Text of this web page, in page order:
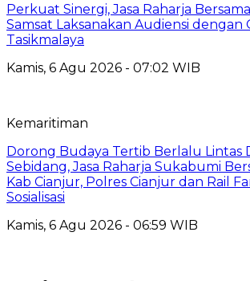
Perkuat Sinergi, Jasa Raharja
Samsat Laksanakan Audiensi dengan
Tasikmalaya
Kamis, 6 Agu 2026 - 07:02 WIB
Kemaritiman
Dorong Budaya Tertib Berlalu Lintas
Sebidang, Jasa Raharja Sukabumi
Kab Cianjur, Polres Cianjur dan Rail
Sosialisasi
Kamis, 6 Agu 2026 - 06:59 WIB